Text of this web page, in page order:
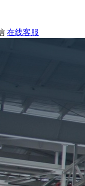
在线客服